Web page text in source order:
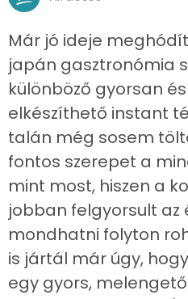
Már jó ideje
japán gasztronómia
különböző gyorsan
elkészíthető instant
talán még sosem
fontos szerepet a
mint most, hiszen a
jobban felgyorsult az
mondhatni folyton
is jártál már úgy,
egy gyors,